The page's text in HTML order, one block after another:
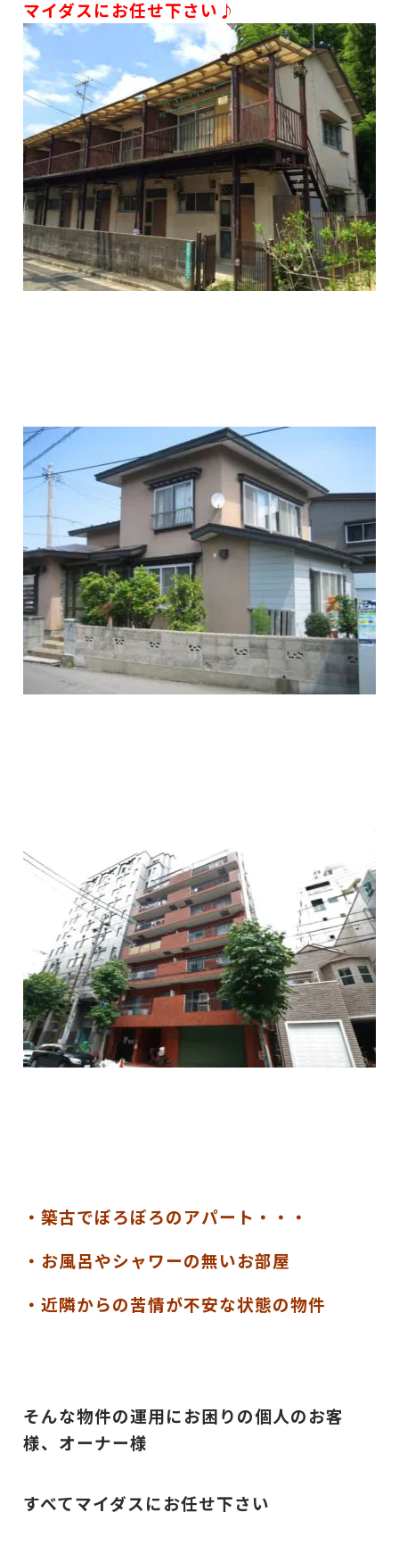
マイダスにお任せ下さい♪
・築古でぼろぼろのアパート・・・
・お風呂やシャワーの無いお部屋
・近隣からの苦情が不安な状態の物件
そんな物件の運用にお困りの個人のお客
様、オーナー様
すべてマイダスにお任せ下さい